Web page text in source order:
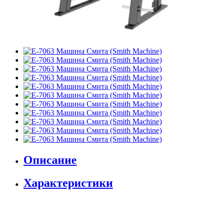
Описание
Характеристики